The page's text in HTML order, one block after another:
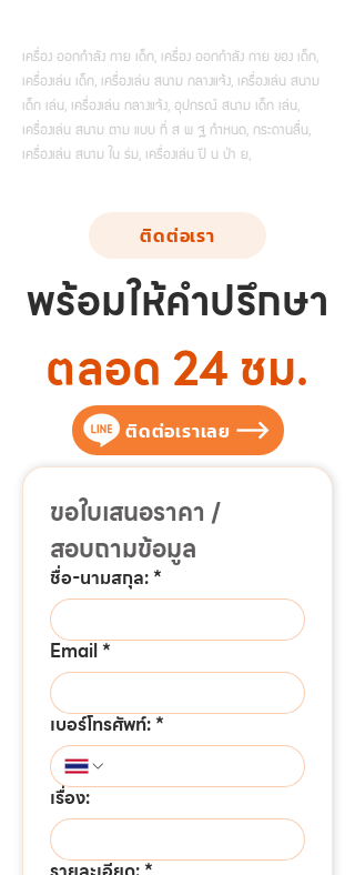
เครื่อง ออกกำลัง กาย เด็ก, เครื่อง ออกกำลัง กาย ของ เด็ก,
เครื่องเล่น เด็ก, เครื่องเล่น สนาม กลางแจ้ง, เครื่องเล่น สนาม
เด็ก เล่น, เครื่องเล่น กลางแจ้ง, อุปกรณ์ สนาม เด็ก เล่น,
เครื่องเล่น สนาม ตาม แบบ ที่ ส พ ฐ กำหนด, กระดานลื่น,
เครื่องเล่น สนาม ใน ร่ม, เครื่องเล่น ปี น ป่า ย,
ติดต่อเรา
พร้อมให้คำปรึกษา
ตลอด 24 ชม.
ติดต่อเราเลย
ขอใบเสนอราคา /
สอบถามข้อมูล
ชื่อ-นามสกุล: *
Email *
เบอร์โทรศัพท์: *
เรื่อง: